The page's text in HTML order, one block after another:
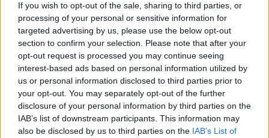
If you wish to opt-out of the sale, sharing to third parties, or
processing of your personal or sensitive information for
targeted advertising by us, please use the below opt-out
section to confirm your selection. Please note that after your
opt-out request is processed you may continue seeing
interest-based ads based on personal information utilized by
us or personal information disclosed to third parties prior to
your opt-out. You may separately opt-out of the further
disclosure of your personal information by third parties on the
IAB’s list of downstream participants. This information may
also be disclosed by us to third parties on the IAB’s List of
Ο έγκαιρος εμβολιασμός μπορεί να αποτρέψει την
εμφάνιση του επώδυνου λοιμώδους νοσήματος που
πλήττει 1 στους 3 ενήλικες 50 ετών και άνω –
Ρωτήστε τον προσωπικό σας ιατρό για το διαθέσιμο
εμβόλιο